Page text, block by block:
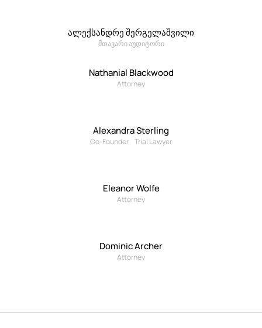
ალექსანდრე შერგელაშვილი
მთავარი აუდიტორი
Nathanial Blackwood
Attorney
Alexandra Sterling
Co-Founder Trial Lawyer
Eleanor Wolfe
Attorney
Dominic Archer
Attorney